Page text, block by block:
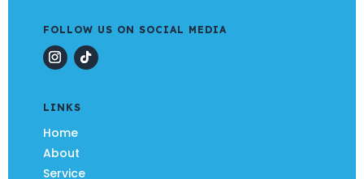
FOLLOW US ON SOCIAL MEDIA
LINKS
Home
About
Service